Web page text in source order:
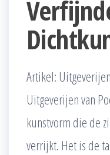
Artikel:
Uitgeverijen van
kunstvorm die de
verrijkt. Het is de